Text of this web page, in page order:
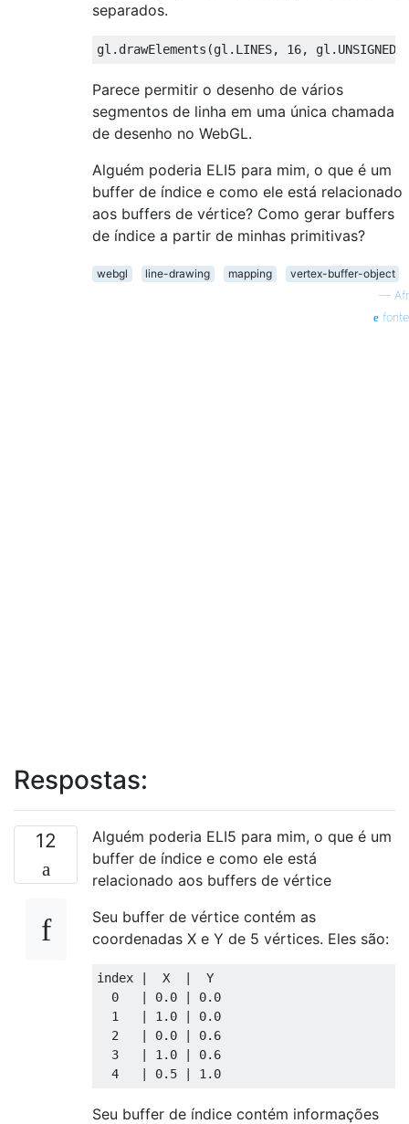
separados.
Parece permitir o desenho de vários
segmentos de linha em uma única chamada
de desenho no WebGL.
Alguém poderia ELI5 para mim, o que é um
buffer de índice e como ele está relacionado
aos buffers de vértice? Como gerar buffers
de índice a partir de minhas primitivas?
webgl line-drawing mapping
vertex-buffer-object
— Afr
fonte
Respostas:
12
Alguém poderia ELI5 para mim, o que é um
buffer de índice e como ele está
relacionado aos buffers de vértice
Seu buffer de vértice contém as
coordenadas X e Y de 5 vértices. Eles são:
index |  X  |  Y
  0   | 0.0 | 0.0
  1   | 1.0 | 0.0
  2   | 0.0 | 0.6
  3   | 1.0 | 0.6
Seu buffer de índice contém informações